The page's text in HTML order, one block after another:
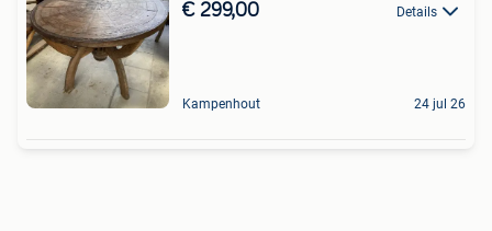
€ 299,00 Details
Kampenhout 24 jul 26